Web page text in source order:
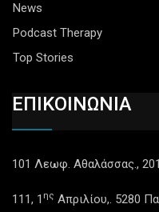
News
Podcast Therapy
Top Stories
ΕΠΙΚΟΙΝΩΝΙΑ
101 Λεωφ. Αθαλάσσας.,
111, 1 ης Απριλίου,. 5280